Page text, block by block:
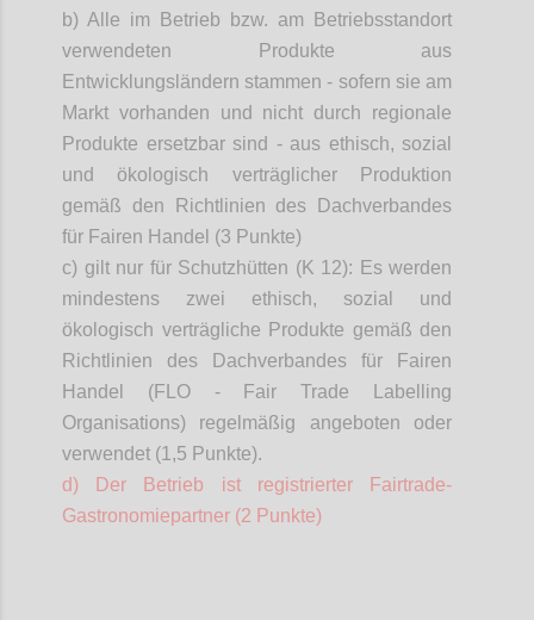
b) Alle im Betrieb bzw. am Betriebsstandort
verwendeten Produkte aus
Entwicklungsländern stammen - sofern sie am
Markt vorhanden und nicht durch regionale
Produkte ersetzbar sind - aus ethisch, sozial
und ökologisch verträglicher Produktion
gemäß den Richtlinien des Dachverbandes
für Fairen Handel (3 Punkte)
c) gilt nur für Schutzhütten (K 12): Es werden
mindestens zwei ethisch, sozial und
ökologisch verträgliche Produkte gemäß den
Richtlinien des Dachverbandes für Fairen
Handel (FLO - Fair Trade
Labelling
Organisations) regelmäßig angeboten oder
verwendet (1,5 Punkte).
d) Der Betrieb ist registrierter
Fairtrade-
Gastronomiepartner (2 Punkte)